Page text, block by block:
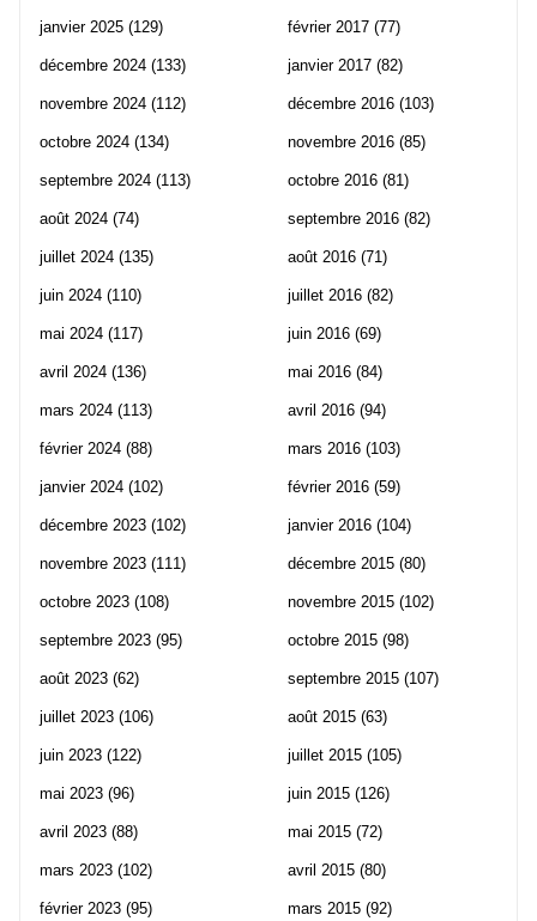
janvier 2025 (129)
décembre 2024 (133)
novembre 2024 (112)
octobre 2024 (134)
septembre 2024 (113)
août 2024 (74)
juillet 2024 (135)
juin 2024 (110)
mai 2024 (117)
avril 2024 (136)
mars 2024 (113)
février 2024 (88)
janvier 2024 (102)
décembre 2023 (102)
novembre 2023 (111)
octobre 2023 (108)
septembre 2023 (95)
août 2023 (62)
juillet 2023 (106)
juin 2023 (122)
mai 2023 (96)
avril 2023 (88)
mars 2023 (102)
février 2023 (95)
février 2017 (77)
janvier 2017 (82)
décembre 2016 (103)
novembre 2016 (85)
octobre 2016 (81)
septembre 2016 (82)
août 2016 (71)
juillet 2016 (82)
juin 2016 (69)
mai 2016 (84)
avril 2016 (94)
mars 2016 (103)
février 2016 (59)
janvier 2016 (104)
décembre 2015 (80)
novembre 2015 (102)
octobre 2015 (98)
septembre 2015 (107)
août 2015 (63)
juillet 2015 (105)
juin 2015 (126)
mai 2015 (72)
avril 2015 (80)
mars 2015 (92)